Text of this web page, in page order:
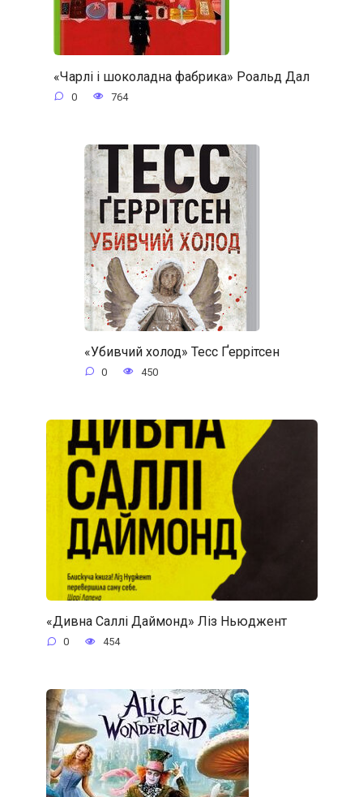
«Чарлі і шоколадна фабрика» Роальд Дал
0 764
«Убивчий холод» Тесс Ґеррітсен
0 450
«Дивна Саллі Даймонд» Ліз Ньюджент
0 454